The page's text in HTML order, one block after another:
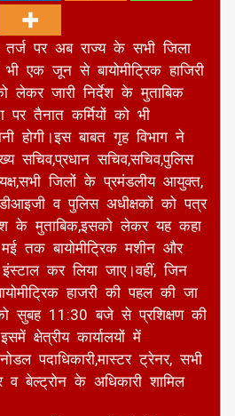
तर्ज पर अब राज्य के सभी जिला
एक जून से बायोमीट्रिक हाजिरी
लेकर जारी निर्देश के मुताबिक
पर तैनात कर्मियों को भी
होगी।इस बाबत गृह विभाग ने
सचिव,प्रधान सचिव,सचिव,पुलिस
जिलों के प्रमंडलीय आयुक्त,
व पुलिस अधीक्षकों को पत्र
के मुताबिक,इसको लेकर यह कहा
तक बायोमीट्रिक मशीन और
कर लिया जाए।वहीं, जिन
हाजरी की पहल की जा
सुबह 11:30 बजे से प्रशिक्षण की
क्षेत्रीय कार्यालयों में
पदाधिकारी,मास्टर ट्रेनर, सभी
बेल्ट्रोन के अधिकारी शामिल